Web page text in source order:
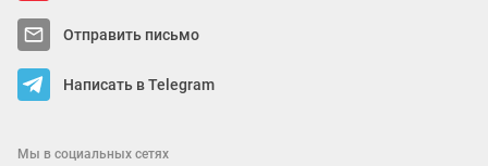
Отправить письмо
Написать в Telegram
Мы в социальных сетях